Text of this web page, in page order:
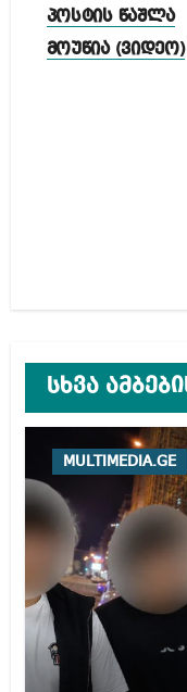
პოსტის წაშლა
მოუწია (ვიდეო)
სხვა
MULTIMEDIA.GE